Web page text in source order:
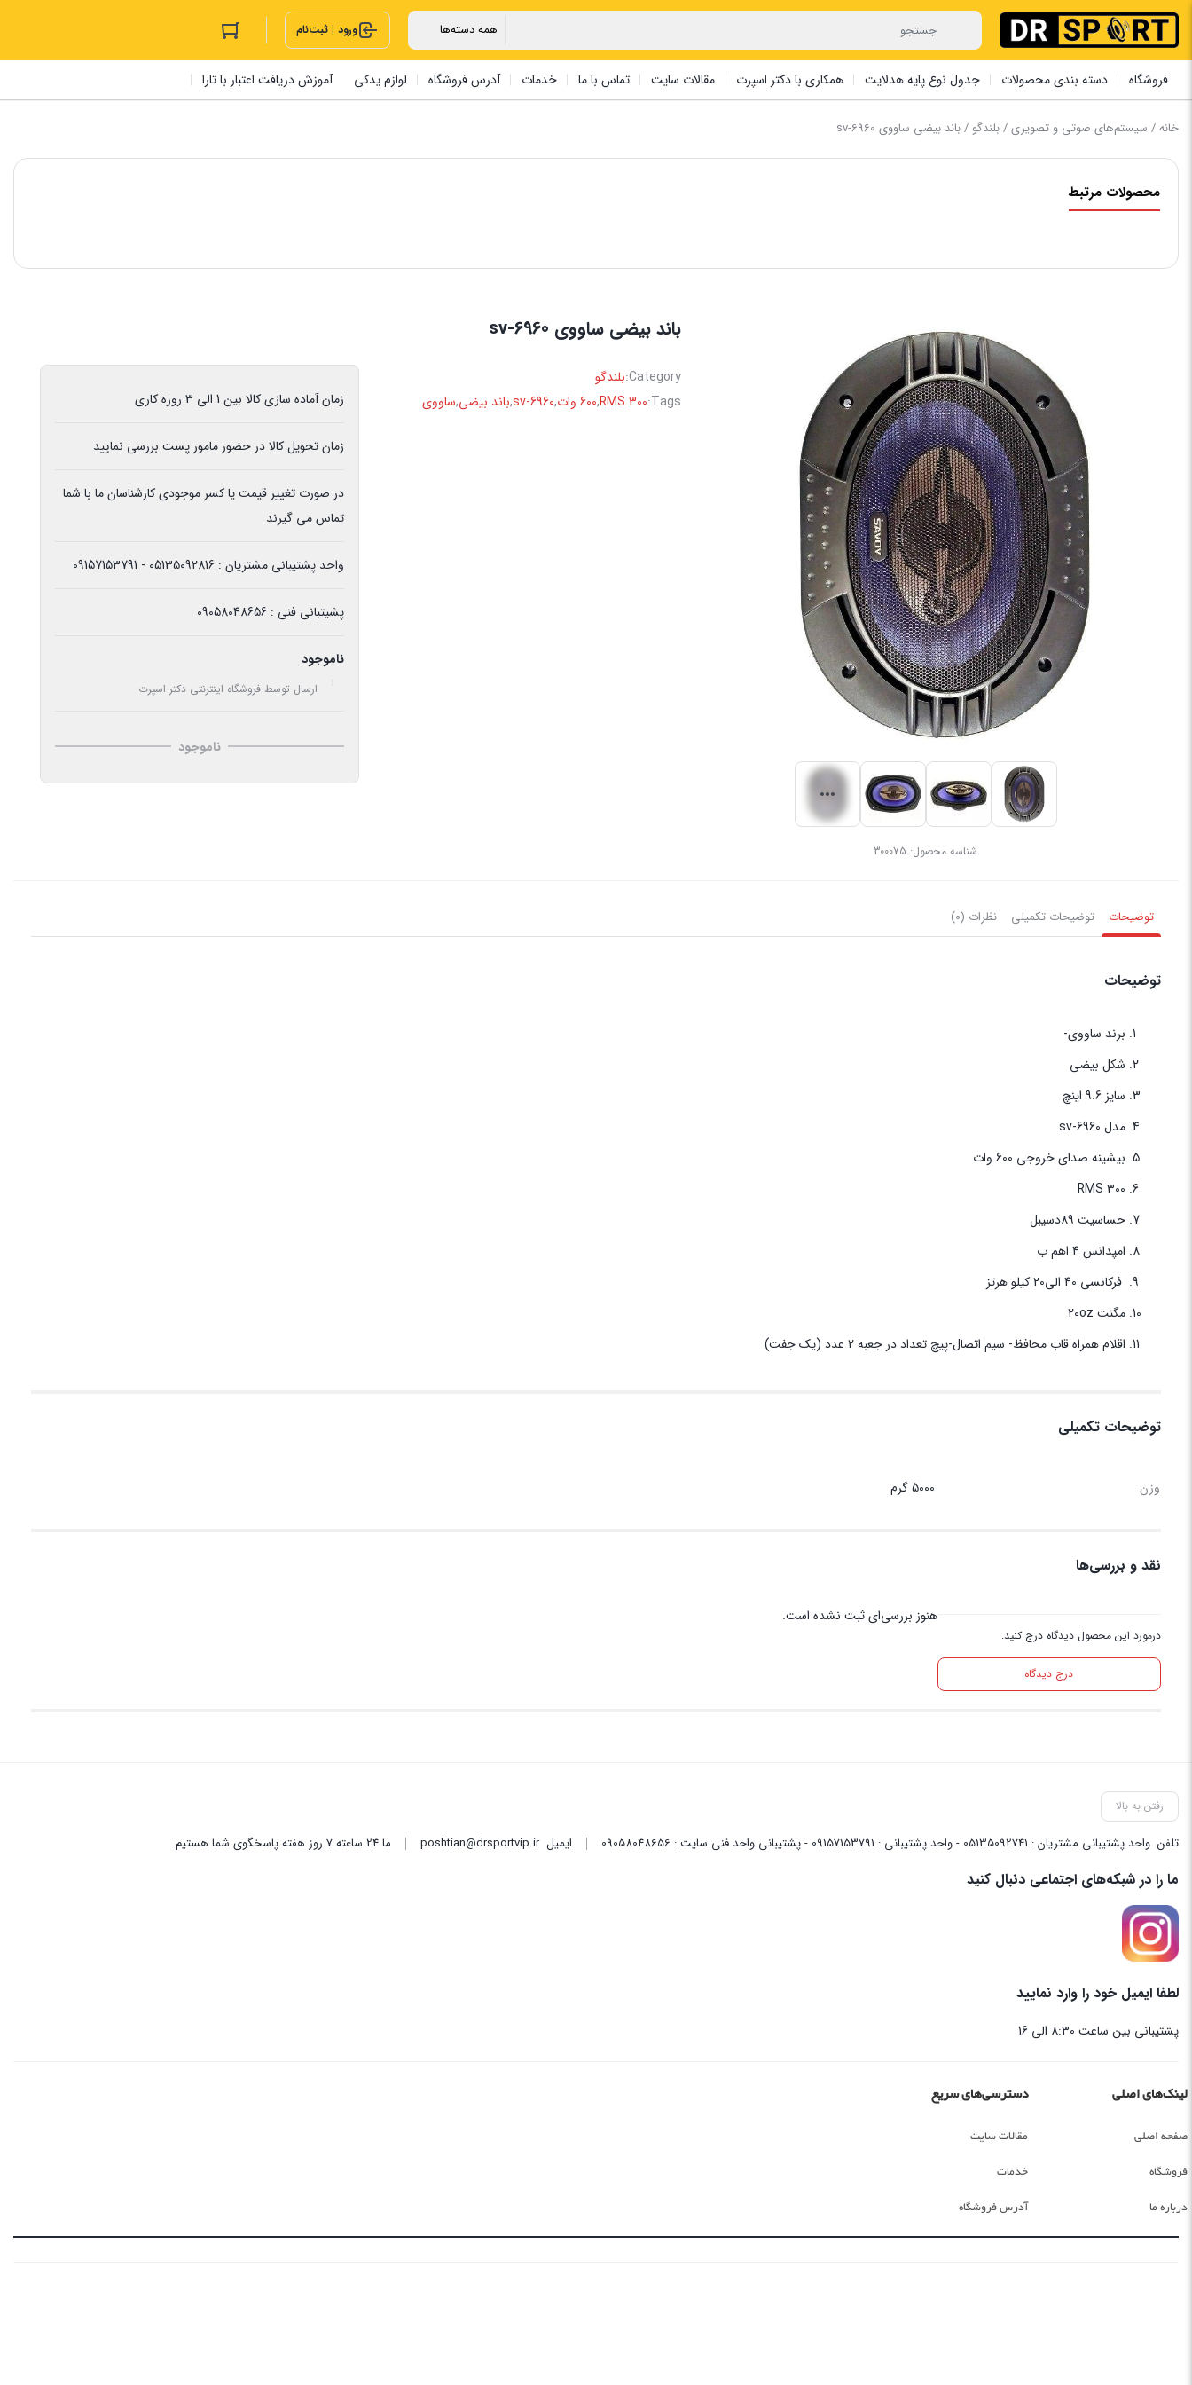
ورود | ثبت‌نام
فروشگاه دسته بندی محصولات جدول نوع پایه هدلایت همکاری با دکتر اسپرت مقالات سایت تماس با ما خدمات آدرس فروشگاه لوازم یدکی آموزش دریافت اعتبار با تارا
خانه/ سیستم‌های صوتی و تصویری/بلندگو / باند بیضی ساووی sv-6960
محصولات مرتبط
شناسه محصول: 300075
باند بیضی ساووی sv-6960
Category: بلندگو
Tags:
300 RMS
,600 وات ,
sv-6960
,باند بیضی,ساووی زمان آماده سازی کالا بین 1 الی 3 روزه کاری
زمان تحویل کالا در حضور مامور پست بررسی نمایید
در صورت تغییر قیمت یا کسر موجودی کارشناسان ما با شما
تماس می گیرند
واحد پشتیبانی مشتریان : 05135092816 - 09157153791
پشیتبانی فنی : 09058048656
ناموجود
ارسال توسط فروشگاه اینترنتی دکتر اسپرت
ناموجود
توضیحات توضیحات تکمیلی نظرات (0)
توضیحات
برند ساووی-
شکل بیضی
سایز 9.6 اینچ
مدل sv-6960
بیشینه صدای خروجی 600 وات
300 RMS
حساسیت 89دسیبل
امپدانس 4 اهم ب
فرکانسی 40 الی20 کیلو هرتز
مگنت 20oz
اقلام همراه قاب محافظ- سیم اتصال-پیچ تعداد در جعبه 2 عدد (یک جفت)
توضیحات تکمیلی
وزن 5000 گرم
نقد و بررسی‌ها
درمورد این محصول دیدگاه درج کنید.
درج دیدگاه
هنوز بررسی‌ای ثبت نشده است.
رفتن به بالا
تلفن واحد پشتیبانی مشتریان : 05135092741 - واحد پشتیبانی : 09157153791 - پشتیبانی واحد فنی سایت : 09058048656 ایمیلposhtian@drsportvip.ir ما 24 ساعته 7 روز هفته پاسخگوی شما هستیم.
ما را در شبکه‌های اجتماعی دنبال کنید
لطفا ایمیل خود را وارد نمایید
پشتیبانی بین ساعت 8:30 الی 16
لینک‌های اصلی
صفحه اصلی
فروشگاه
درباره ما
دسترسی‌های سریع
مقالات سایت
خدمات
آدرس فروشگاه